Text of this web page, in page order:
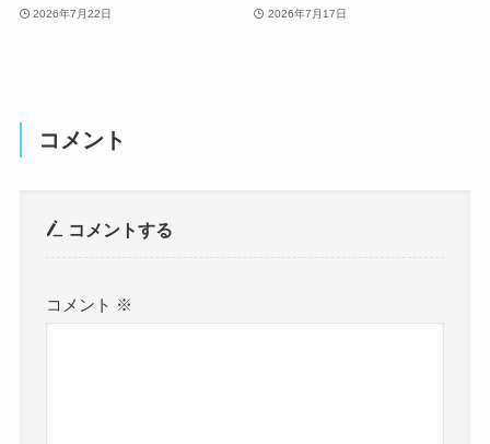
2026年7月22日 2026年7月17日
コメント
コメントする
コメント ※